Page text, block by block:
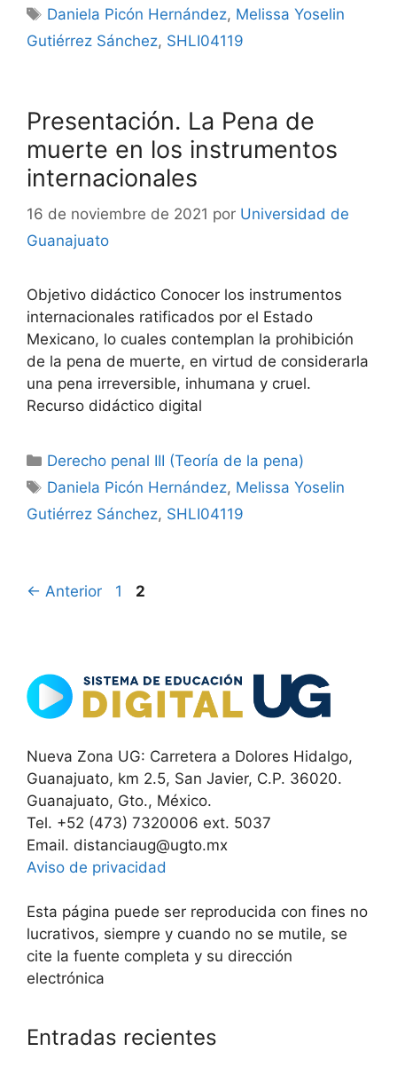
Etiquetas
Daniela Picón Hernández, Melissa Yoselin
Gutiérrez Sánchez, SHLI04119
Presentación. La Pena de
muerte en los instrumentos
internacionales
16 de noviembre de 2021 por Universidad de
Guanajuato
Objetivo didáctico Conocer los instrumentos
internacionales ratificados por el Estado
Mexicano, lo cuales contemplan la prohibición
de la pena de muerte, en virtud de considerarla
una pena irreversible, inhumana y cruel.
Recurso didáctico digital
Categorías
Derecho penal III (Teoría de la pena)
Etiquetas
Daniela Picón Hernández, Melissa Yoselin
Gutiérrez Sánchez, SHLI04119
← Anterior Página
1 Página
2
Nueva Zona UG: Carretera a Dolores Hidalgo,
Guanajuato, km 2.5, San Javier, C.P. 36020.
Guanajuato, Gto., México.
Tel. +52 (473) 7320006 ext. 5037
Email. distanciaug@ugto.mx
Aviso de privacidad
Esta página puede ser reproducida con fines no
lucrativos, siempre y cuando no se mutile, se
cite la fuente completa y su dirección
electrónica
Entradas recientes